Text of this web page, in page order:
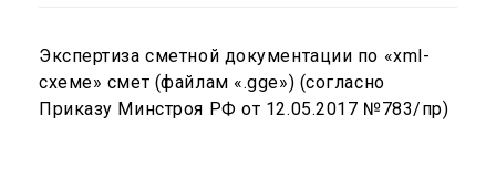
Экспертиза сметной документации по «xml-
схеме» смет (файлам «.gge») (согласно
Приказу Минстроя РФ от 12.05.2017 №783/пр)